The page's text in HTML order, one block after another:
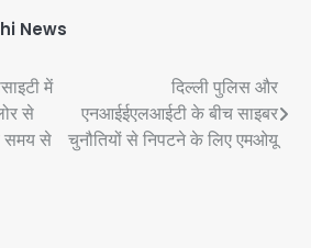
News
में
से
समय से
दिल्ली पुलिस और
एनआईईएलआईटी के बीच साइबर
चुनौतियों से निपटने के लिए एमओयू